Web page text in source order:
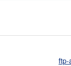
ftp-